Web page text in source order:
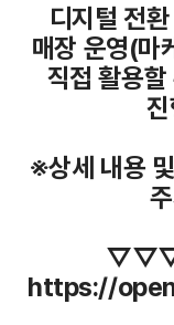
디지털 전
매장 운영(마
직접 활용
※상세 내용
▽▽▽
https://